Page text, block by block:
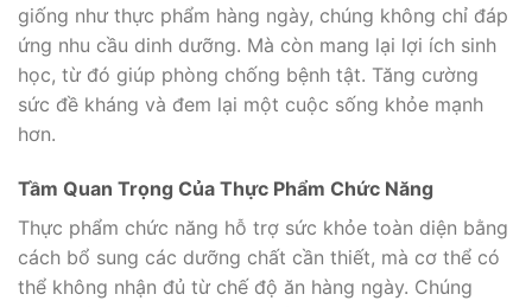
giống như thực phẩm hàng ngày, chúng không chỉ đáp
ứng nhu cầu dinh dưỡng. Mà còn mang lại lợi ích sinh
học, từ đó giúp phòng chống bệnh tật. Tăng cường
sức đề kháng và đem lại một cuộc sống khỏe mạnh
hơn.
Tầm Quan Trọng Của Thực Phẩm Chức Năng
Thực phẩm chức năng hỗ trợ sức khỏe toàn diện bằng
cách bổ sung các dưỡng chất cần thiết, mà cơ thể có
thể không nhận đủ từ chế độ ăn hàng ngày. Chúng